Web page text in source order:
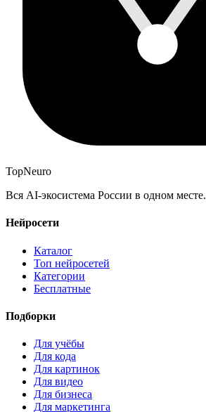
TopNeuro
Вся AI-экосистема России в одном месте.
Нейросети
Каталог
Топ нейросетей
Категории
Бесплатные
Подборки
Для учёбы
Для кода
Для картинок
Для видео
Для бизнеса
Для маркетинга